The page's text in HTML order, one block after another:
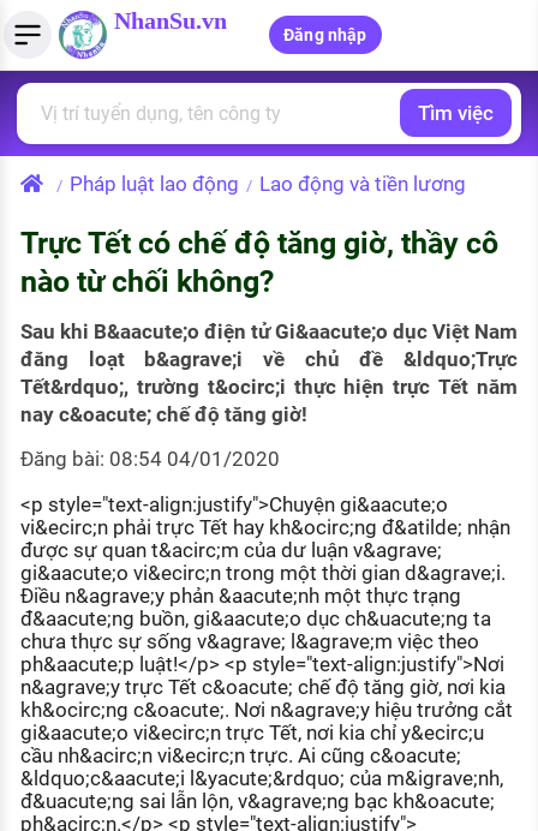
NhanSu.vn
Đăng nhập
Tìm việc làm
Việc làm ngành luật
Việc làm lương cao
CÔNG TY
Danh sách nhà tuyển dụng
Quản lý CV
Tải CV lên
Tạo CV trực tuyến
Mẫu CV đơn giản
Mẫu CV hiện đại
Tính lương Gross - Net
Tính thuế thu nhập cá nhân
Tính trợ cấp thất nghiệp
PHÁP LUẬT VIỆT NAM
Văn bản pháp luật
PHÁP LUẬT LAO ĐỘNG
Lao động và tiền lương
Bảo hiểm và phúc lợi
Thuế thu nhập
Hồ sơ biểu mẫu
Chính sách lao động
KHÁM PHÁ NGHỀ NGHIỆP
Tử vi nghề nghiệp
Kỹ năng nghề nghiệp
HƯỚNG NGHIỆP VIỆC LÀM
Đặc trưng từng nghề
Xu hướng việc làm
Tìm việc
/ Pháp luật lao động / Lao động và tiền lương
Trực Tết có chế độ tăng giờ, thầy cô
nào từ chối không?
Sau khi B&aacute;o điện tử Gi&aacute;o dục Việt Nam
đăng loạt b&agrave;i về chủ đề &ldquo;Trực
Tết&rdquo;, trường t&ocirc;i thực hiện trực Tết năm
nay c&oacute; chế độ tăng giờ!
Đăng bài: 08:54 04/01/2020
<p style="text-align:justify">Chuyện gi&aacute;o
vi&ecirc;n phải trực Tết hay kh&ocirc;ng đ&atilde; nhận
được sự quan t&acirc;m của dư luận v&agrave;
gi&aacute;o vi&ecirc;n trong một thời gian d&agrave;i.
Điều n&agrave;y phản &aacute;nh một thực trạng
đ&aacute;ng buồn, gi&aacute;o dục ch&uacute;ng ta
chưa thực sự sống v&agrave; l&agrave;m việc theo
ph&aacute;p luật!</p> <p style="text-align:justify">Nơi
n&agrave;y trực Tết c&oacute; chế độ tăng giờ, nơi kia
kh&ocirc;ng c&oacute;. Nơi n&agrave;y hiệu trưởng cắt
gi&aacute;o vi&ecirc;n trực Tết, nơi kia chỉ y&ecirc;u
cầu nh&acirc;n vi&ecirc;n trực. Ai cũng c&oacute;
&ldquo;c&aacute;i l&yacute;&rdquo; của m&igrave;nh,
đ&uacute;ng sai lẫn lộn, v&agrave;ng bạc kh&oacute;
ph&acirc;n.</p> <p style="text-align:justify">